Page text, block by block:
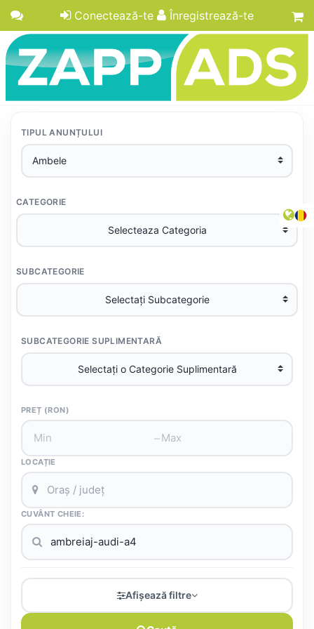
Conectează-te Înregistrează-te
TIPUL ANUNȚULUI
CATEGORIE
SUBCATEGORIE
SUBCATEGORIE SUPLIMENTARĂ
PREȚ (RON)
–
LOCAȚIE
CUVÂNT CHEIE:
Afișează filtre